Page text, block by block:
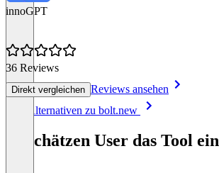
innoGPT
36 Reviews
Direkt vergleichen Reviews ansehen
Alle Alternativen zu bolt.new
So schätzen User das Tool ein